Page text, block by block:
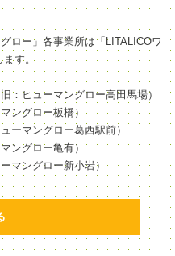
ロー」各事業所は「LITALICOワ
ます。
旧：ヒューマングロー高田馬場）
ングロー板橋）
ューマングロー葛西駅前）
ングロー亀有）
マングロー新小岩）